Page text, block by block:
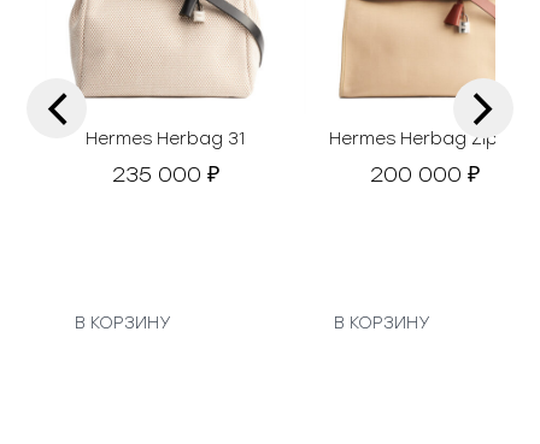
Hermes Herbag 31
235 000 ₽
В КОРЗИНУ
Hermes Herbag Zip 31
200 000 ₽
В КОРЗИНУ
‹ ›